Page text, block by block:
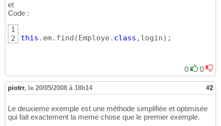
et
Code :
1
2
this .em.find ( Employe. class ,login) ;
0 0
piotrr, le 20/05/2008 à 18h14 #2
Le deuxieme exemple est une méthode simplifiée et optimisée
qui fait exactement la meme chose que le premier exemple.